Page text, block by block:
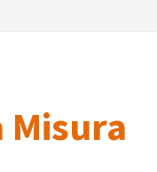
Misura